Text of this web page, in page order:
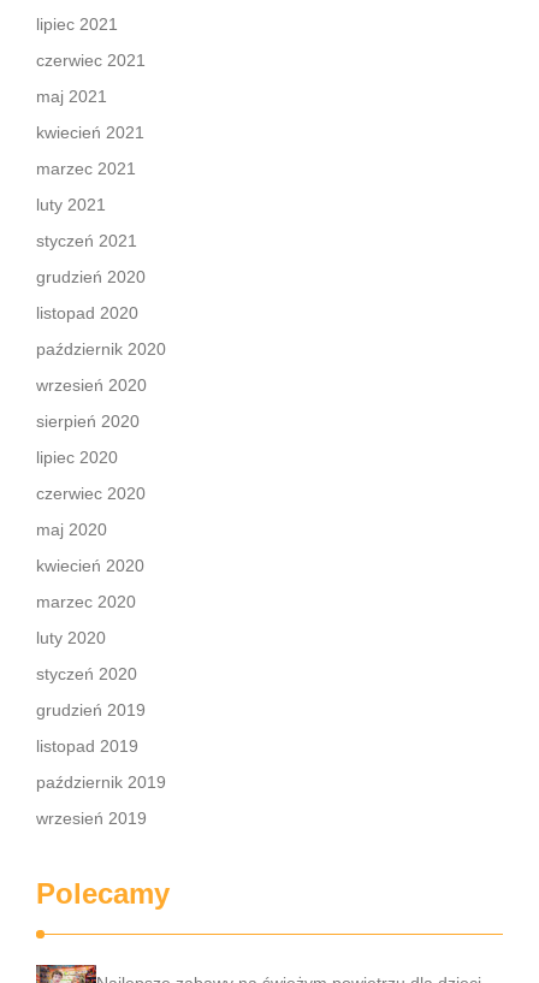
lipiec 2021
czerwiec 2021
maj 2021
kwiecień 2021
marzec 2021
luty 2021
styczeń 2021
grudzień 2020
listopad 2020
październik 2020
wrzesień 2020
sierpień 2020
lipiec 2020
czerwiec 2020
maj 2020
kwiecień 2020
marzec 2020
luty 2020
styczeń 2020
grudzień 2019
listopad 2019
październik 2019
wrzesień 2019
Polecamy